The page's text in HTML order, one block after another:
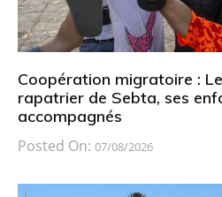
Coopération migratoire :
rapatrier de Sebta, ses
accompagnés
Posted On: 07/08/2026